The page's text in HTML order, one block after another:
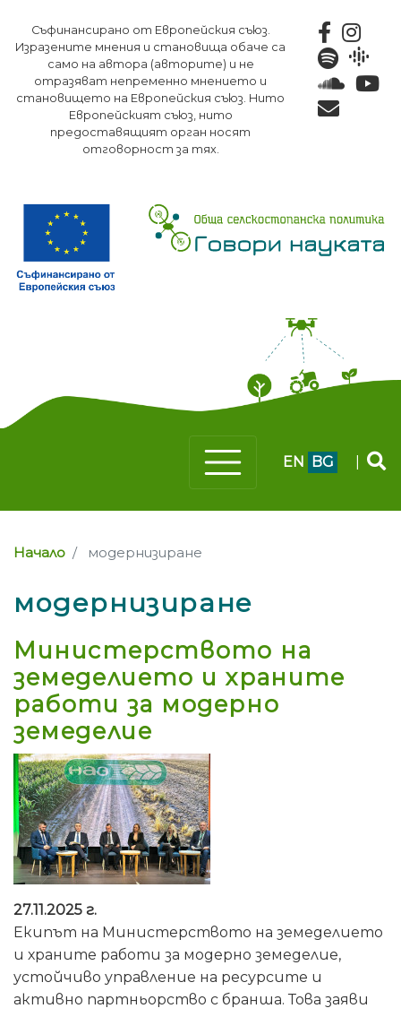
към
основното
съдържание
Съфинансирано от Европейския съюз.
Изразените мнения и становища обаче са
само на автора (авторите) и не
отразяват непременно мнението и
становището на Европейския съюз. Нито
Европейският съюз, нито
предоставящият орган носят
отговорност за тях.
EN BG
Начало модернизиране
модернизиране
Министерството на
земеделието и храните
работи за модерно
земеделие
27.11.2025 г.
Екипът на Министерството на земеделието
и храните работи за модерно земеделие,
устойчиво управление на ресурсите и
активно партньорство с бранша. Това заяви